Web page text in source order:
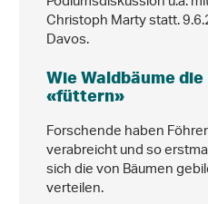
Christoph Marty statt.
Davos.
Wie Waldbäume
«füttern»
Forschende haben
verabreicht und so
sich die von Bäumen
verteilen.